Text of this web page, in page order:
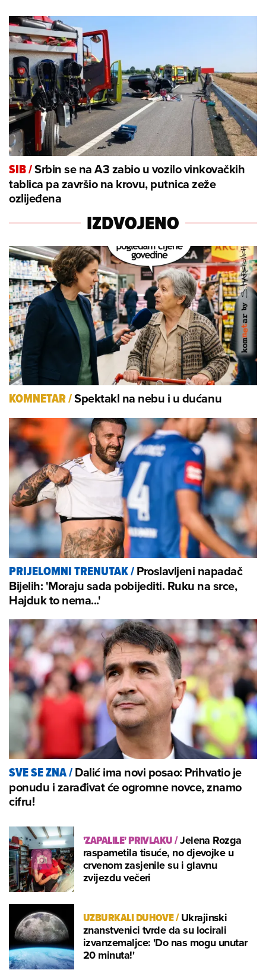
SIB/Srbin se na A3 zabio u vozilo vinkovačkih
tablica pa završio na krovu, putnica zeže
ozlijeđena
IZDVOJENO
KOMNETAR/Spektakl na nebu i u dućanu
PRIJELOMNI TRENUTAK/Proslavljeni napadač
Bijelih: 'Moraju sada pobijediti. Ruku na srce,
Hajduk to nema...'
SVE SE ZNA/Dalić ima novi posao: Prihvatio je
ponudu i zarađivat će ogromne novce, znamo
cifru!
'ZAPALILE' PRIVLAKU/Jelena Rozga
raspametila tisuće, no djevojke u
crvenom zasjenile su i glavnu
zvijezdu večeri
UZBURKALI DUHOVE/Ukrajinski
znanstvenici tvrde da su locirali
izvanzemaljce: 'Do nas mogu unutar
20 minuta!'